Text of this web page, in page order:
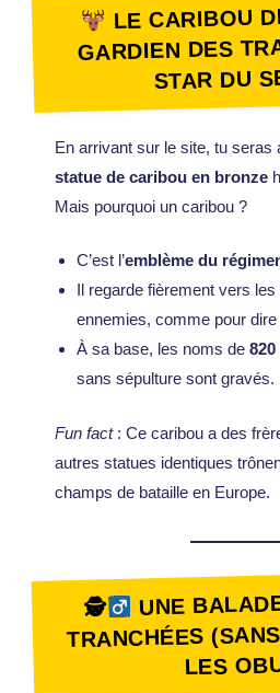
LE CARIBOU
GARDIEN DES
STAR DU
En arrivant sur le site, tu seras
statue de caribou en bronze
Mais pourquoi un caribou ?
C’est l’emblème du
Il regarde fièrement vers
ennemies, comme pour dire
À sa base, les noms de
sans sépulture sont gravés.
Fun fact: Ce caribou a des
autres statues identiques
champs de bataille en Europe.
🕵 UNE
TRANCHÉES
LES